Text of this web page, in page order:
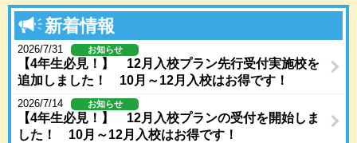
新着情報
2026/7/31 お知らせ
【4年生必見！】 12月入校プラン先行受付実施校を
追加しました！ 10月～12月入校はお得です！
2026/7/14 お知らせ
【4年生必見！】 12月入校プランの受付を開始しま
した！ 10月～12月入校はお得です！